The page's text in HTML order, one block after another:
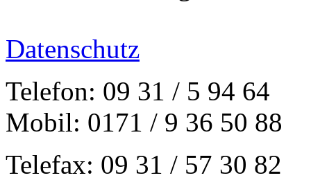
Datenschutz
Telefon: 09 31 / 5 94 64
Mobil: 0171 / 9 36 50 88
Telefax: 09 31 / 57 30 82